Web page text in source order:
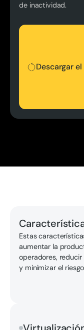
de inactividad.
Descargar
Descargar el
Estas
aumentar la
operadores,
y minimizar el